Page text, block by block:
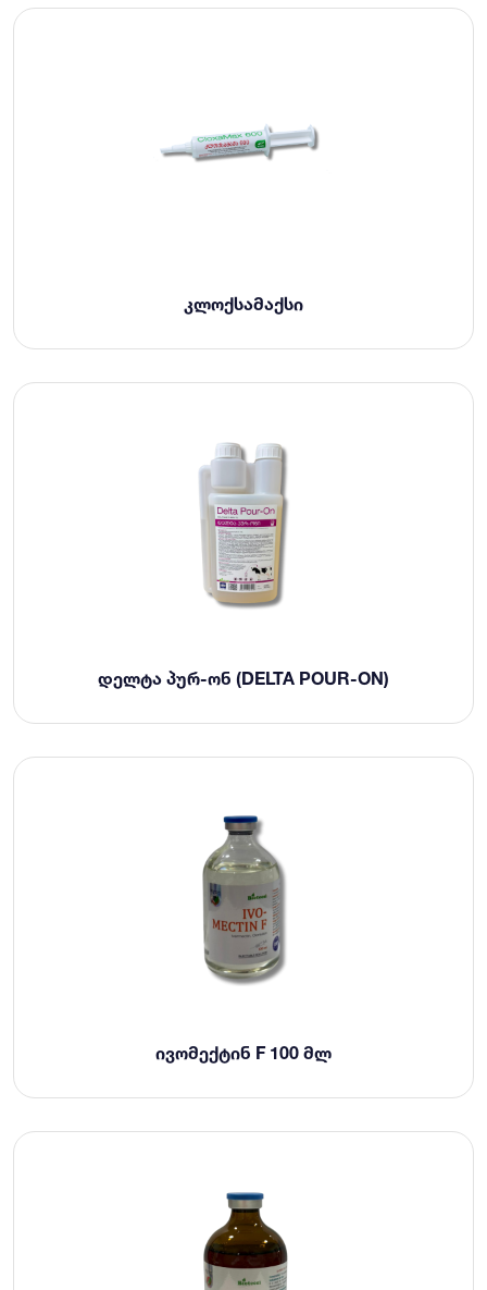
ᲙᲚᲝᲥᲡᲐᲛᲐᲥᲡᲘ
ᲓᲔᲚᲢᲐ ᲞᲣᲠ-ᲝᲜ (DELTA POUR-ON)
ᲘᲕᲝᲛᲔᲥᲢᲘᲜ F 100 ᲛᲚ